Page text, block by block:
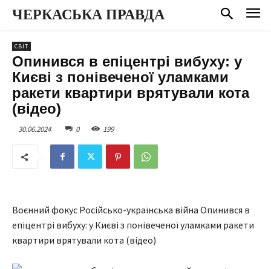
ЧЕРКАСЬКА ПРАВДА
СВІТ
Опинився в епіцентрі вибуху: у
Києві з понівеченої уламками
ракети квартири врятували кота
(відео)
30.06.2024 0 199
Воєнний фокус Російсько-українська війна Опинився в
епіцентрі вибуху: у Києві з понівеченої уламками ракети
квартири врятували кота (відео)